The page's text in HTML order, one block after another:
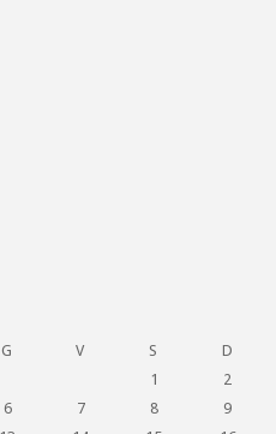
G V S
D
1
2
6 7 8
9